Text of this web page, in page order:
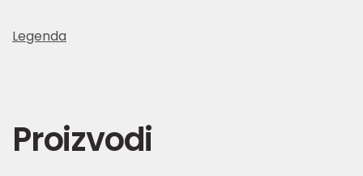
Legenda
Proizvodi